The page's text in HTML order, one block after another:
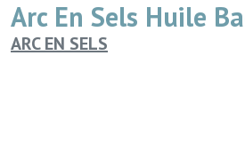
Arc En Sels Huile
ARC EN SELS